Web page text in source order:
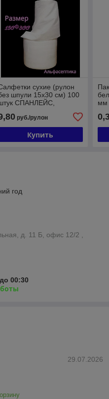
сухие (рулон
шпули 15х30 см) 100
СПАНЛЕЙС,
НДС)
руб./рулон
Купить
мм
год
д. 11 Б, офис 12/2 ,
00:30
29.07.2026